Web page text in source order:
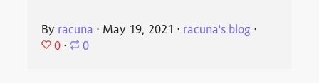
By racuna ⋅ May 19, 2021 ⋅ racuna's blog ⋅
0 ⋅ 0